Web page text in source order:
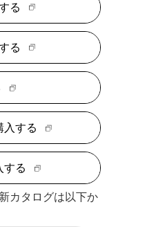
る
る
入する
する
カタログは以下か